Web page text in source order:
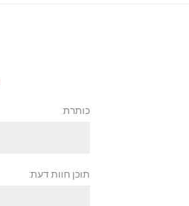
כותרת:
תוכן חוות דעת: